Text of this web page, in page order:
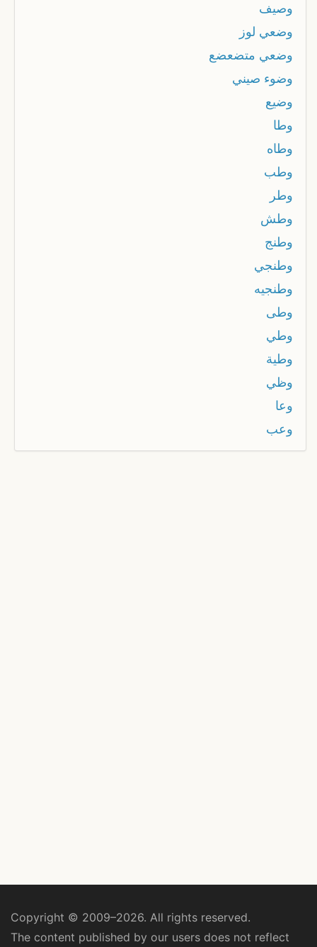
وصيف
وضعي لوز
وضعي متضعضع
وضوء صيني
وضيع
وطا
وطاه
وطب
وطر
وطش
وطنج
وطنجي
وطنجيه
وطى
وطي
وطية
وظي
وعا
وعب
Copyright © 2009–2026. All rights reserved.
The content published by our users does not reflect